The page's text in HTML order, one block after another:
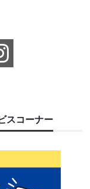
スコーナー